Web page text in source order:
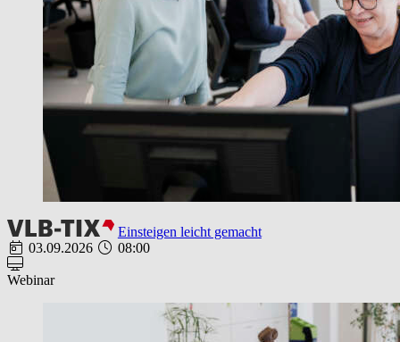
Einsteigen leicht gemacht
03.09.2026
08:00
Webinar